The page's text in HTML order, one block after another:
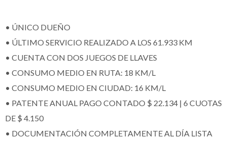
• ÚNICO DUEÑO
• ÚLTIMO SERVICIO REALIZADO A LOS 61.933 KM
• CUENTA CON DOS JUEGOS DE LLAVES
• CONSUMO MEDIO EN RUTA: 18 KM/L
• CONSUMO MEDIO EN CIUDAD: 16 KM/L
• PATENTE ANUAL PAGO CONTADO $ 22.134 | 6 CUOTAS
DE $ 4.150
• DOCUMENTACIÓN COMPLETAMENTE AL DÍA LISTA